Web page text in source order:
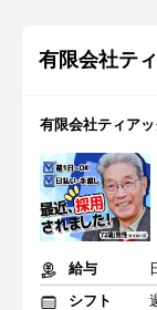
有限会社テ
有限会社ティアッ
給与
シフト